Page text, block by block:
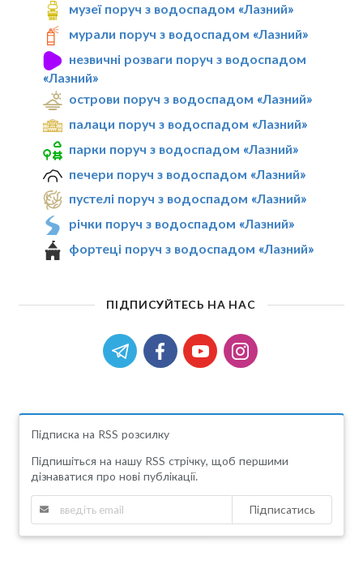
музеї поруч з водоспадом «Лазний»
мурали поруч з водоспадом «Лазний»
незвичні розваги поруч з водоспадом
«Лазний»
острови поруч з водоспадом «Лазний»
палаци поруч з водоспадом «Лазний»
парки поруч з водоспадом «Лазний»
печери поруч з водоспадом «Лазний»
пустелі поруч з водоспадом «Лазний»
річки поруч з водоспадом «Лазний»
фортеці поруч з водоспадом «Лазний»
ПІДПИСУЙТЕСЬ НА НАС
Підписка на RSS розсилку
Підпишіться на нашу RSS стрічку, щоб першими
дізнаватися про нові публікації.
Підписатись